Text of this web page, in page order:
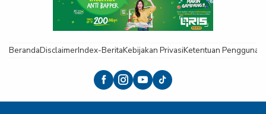
BerandaDisclaimerIndex-BeritaKebijakan PrivasiKetentuan Pengguna